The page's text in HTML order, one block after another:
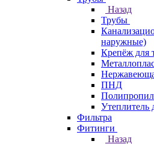
Назад
Трубы
наружные)
Крепёж для
ПНД
Утеплитель
Фильтра
Фитинги
Назад